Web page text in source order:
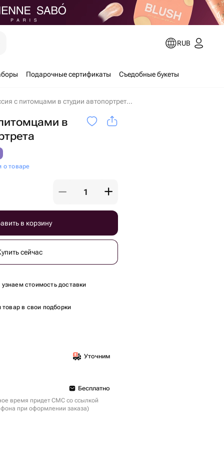
RUB
Подарочные сертификаты Съедобные букеты
Фотосессия с питомцами в студии автопортрета в Москве
в
о товаре
в корзину
сейчас
стоимость доставки
в свои подборки
Уточним
Бесплатно
время придет СМС со ссылкой
при оформлении заказа)